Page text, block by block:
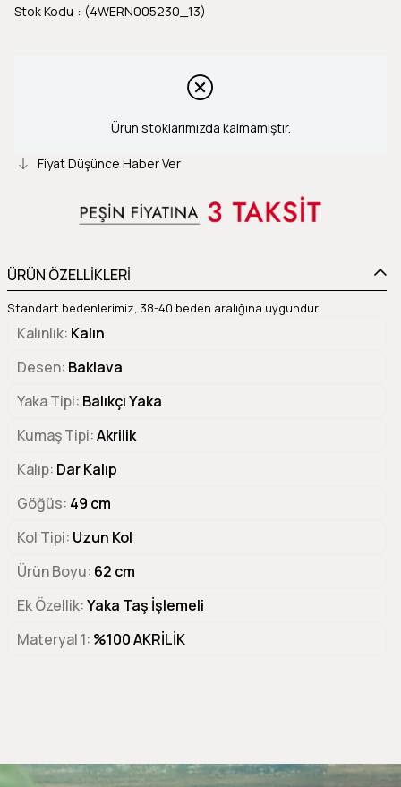
Stok Kodu (4WERN005230_13)
Ürün stoklarımızda kalmamıştır.
Fiyat Düşünce Haber Ver
ÜRÜN ÖZELLİKLERİ
Standart bedenlerimiz, 38-40 beden aralığına uygundur.
Kalınlık Kalın
Desen Baklava
Yaka Tipi Balıkçı Yaka
Kumaş Tipi Akrilik
Kalıp Dar Kalıp
Göğüs 49 cm
Kol Tipi Uzun Kol
Ürün Boyu 62 cm
Ek Özellik Yaka Taş İşlemeli
Materyal 1 %100 AKRİLİK